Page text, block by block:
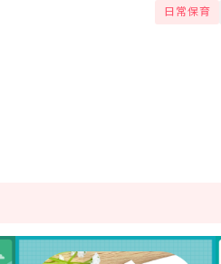
プレゼント...
日常保育